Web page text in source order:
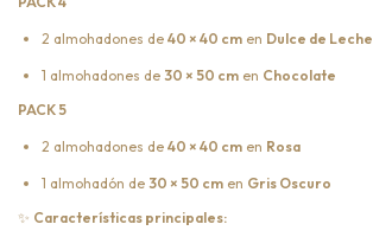
2 almohadones de 40 × 40 cm en Dulce de Leche
1 almohadones de 30 × 50 cm en Chocolate
PACK 5
2 almohadones de 40 × 40 cm en Rosa
1 almohadón de 30 × 50 cm en Gris Oscuro
✨ Características principales: